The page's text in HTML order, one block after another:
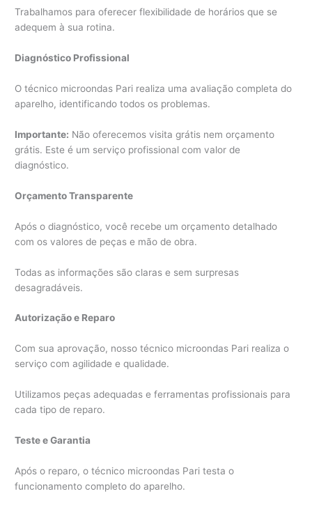
Trabalhamos para oferecer flexibilidade de horários que se
adequem à sua rotina.
Diagnóstico Profissional
O técnico microondas Pari realiza uma avaliação completa do
aparelho, identificando todos os problemas.
Importante: Não oferecemos visita grátis nem orçamento
grátis. Este é um serviço profissional com valor de
diagnóstico.
Orçamento Transparente
Após o diagnóstico, você recebe um orçamento detalhado
com os valores de peças e mão de obra.
Todas as informações são claras e sem surpresas
desagradáveis.
Autorização e Reparo
Com sua aprovação, nosso técnico microondas Pari realiza o
serviço com agilidade e qualidade.
Utilizamos peças adequadas e ferramentas profissionais para
cada tipo de reparo.
Teste e Garantia
Após o reparo, o técnico microondas Pari testa o
funcionamento completo do aparelho.